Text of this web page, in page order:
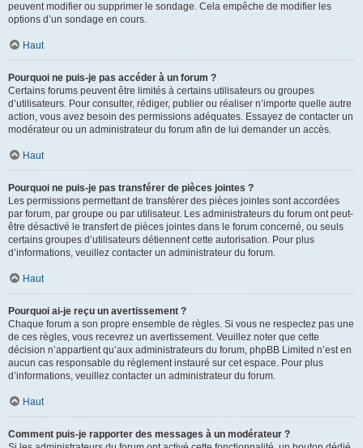
peuvent modifier ou supprimer le sondage. Cela empêche de modifier les
options d’un sondage en cours.
Haut
Pourquoi ne puis-je pas accéder à un forum ?
Certains forums peuvent être limités à certains utilisateurs ou groupes
d’utilisateurs. Pour consulter, rédiger, publier ou réaliser n’importe quelle autre
action, vous avez besoin des permissions adéquates. Essayez de contacter un
modérateur ou un administrateur du forum afin de lui demander un accès.
Haut
Pourquoi ne puis-je pas transférer de pièces jointes ?
Les permissions permettant de transférer des pièces jointes sont accordées
par forum, par groupe ou par utilisateur. Les administrateurs du forum ont peut-
être désactivé le transfert de pièces jointes dans le forum concerné, ou seuls
certains groupes d’utilisateurs détiennent cette autorisation. Pour plus
d’informations, veuillez contacter un administrateur du forum.
Haut
Pourquoi ai-je reçu un avertissement ?
Chaque forum a son propre ensemble de règles. Si vous ne respectez pas une
de ces règles, vous recevrez un avertissement. Veuillez noter que cette
décision n’appartient qu’aux administrateurs du forum, phpBB Limited n’est en
aucun cas responsable du règlement instauré sur cet espace. Pour plus
d’informations, veuillez contacter un administrateur du forum.
Haut
Comment puis-je rapporter des messages à un modérateur ?